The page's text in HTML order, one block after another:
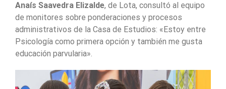
Anaís Saavedra Elizalde, de Lota, consultó al equipo
de monitores sobre ponderaciones y procesos
administrativos de la Casa de Estudios: «Estoy entre
Psicología como primera opción y también me gusta
educación parvularia».